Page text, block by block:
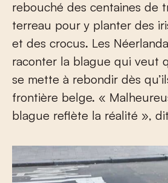
rebouché des centaines de
terreau pour y planter des
et des crocus. Les
raconter la blague qui veut
se mette à rebondir dès
frontière belge. «
blague reflète la réalité »,